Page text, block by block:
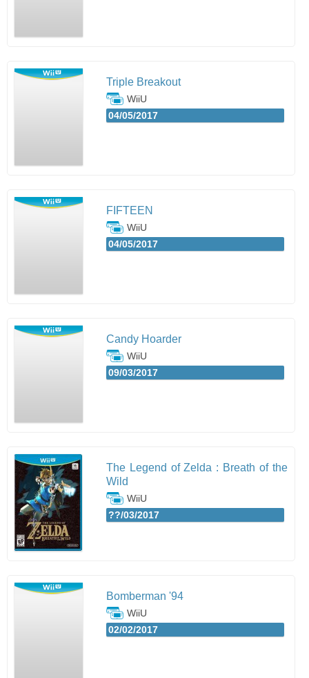
Triple Breakout
WiiU
04/05/2017
FIFTEEN
WiiU
04/05/2017
Candy Hoarder
WiiU
09/03/2017
The Legend of Zelda : Breath of the
Wild
WiiU
??/03/2017
Bomberman '94
WiiU
02/02/2017